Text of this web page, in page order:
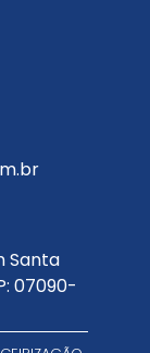
Santa
07090-